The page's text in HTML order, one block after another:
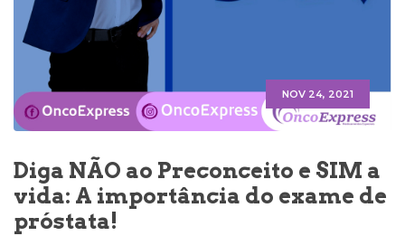
NOV 24, 2021
Diga NÃO ao Preconceito e SIM a
vida: A importância do exame de
próstata!